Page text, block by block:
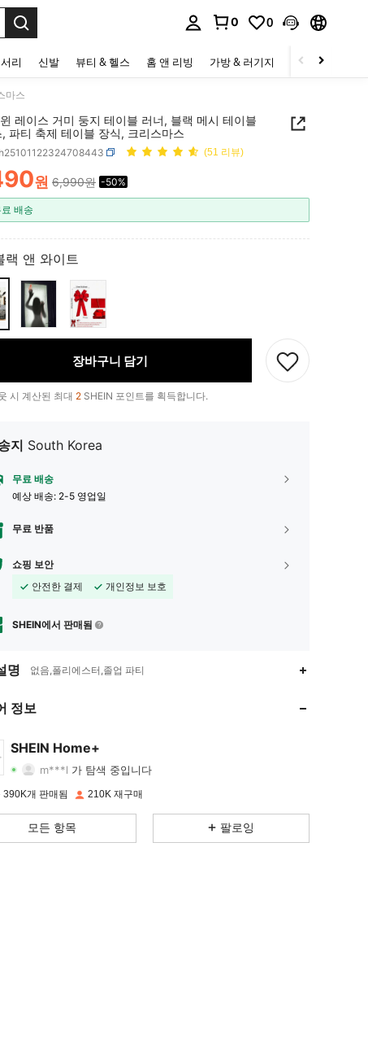
0 0
리 신발 뷰티 & 헬스 홈 앤 리빙 가방 & 러기지 스포츠 & 아웃
마스
레이스 거미 둥지 테이블 러너, 블랙 메시 테이블
, 파티 축제 테이블 장식, 크리스마스
(51 리뷰)
AND AVAILABILITY
원 6,990원 -50%
료 배송
랙 앤 와이트
장바구니 담기
시 계산된 최대 2 SHEIN 포인트를 획득합니다.
지 South Korea
무료 배송
예상 배송: 2-5 영업일
무료 반품
쇼핑 보안
안전한 결제
개인정보 보호
SHEIN에서 판매됨
명 없음,폴리에스터,졸업 파티
정보
SHEIN Home+
4.92 2K 41K
4.92
m***l 가 탐색 중입니다
4.92 등급 2K 아이템 41K
4.92 2K 41K
390K개 판매됨 210K 재구매
모든 항목 팔로잉